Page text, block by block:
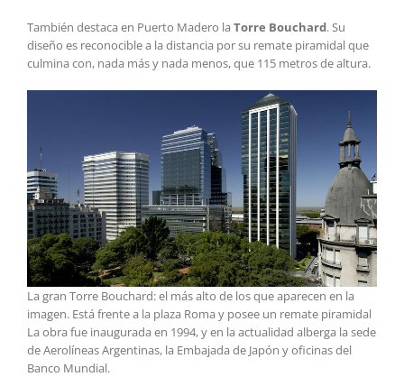
También destaca en Puerto Madero la Torre Bouchard. Su
diseño es reconocible a la distancia por su remate piramidal que
culmina con, nada más y nada menos, que 115 metros de altura.
La gran Torre Bouchard: el más alto de los que aparecen en la
imagen. Está frente a la plaza Roma y posee un remate piramidal
La obra fue inaugurada en 1994, y en la actualidad alberga la sede
de Aerolíneas Argentinas, la Embajada de Japón y oficinas del
Banco Mundial.